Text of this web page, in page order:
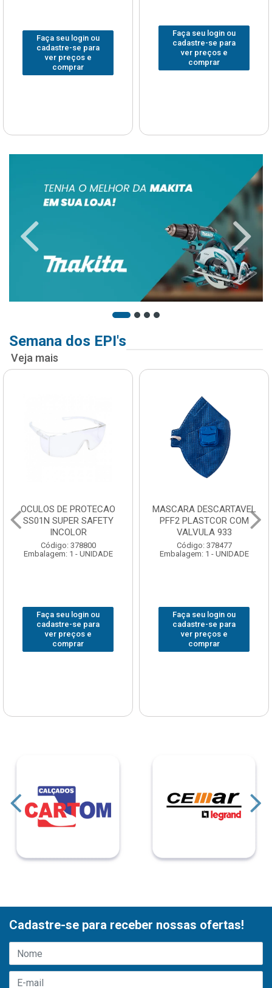
Faça seu login ou
cadastre-se para
ver preços e
comprar
Faça seu login ou
cadastre-se para
ver preços e
comprar
Semana dos EPI's
Veja mais
OCULOS DE PROTECAO
SS01N SUPER SAFETY
INCOLOR
Código: 378800
Embalagem: 1 - UNIDADE
Faça seu login ou
cadastre-se para
ver preços e
comprar
MASCARA DESCARTAVEL
PFF2 PLASTCOR COM
VALVULA 933
Código: 378477
Embalagem: 1 - UNIDADE
Faça seu login ou
cadastre-se para
ver preços e
comprar
Cadastre-se para receber nossas ofertas!